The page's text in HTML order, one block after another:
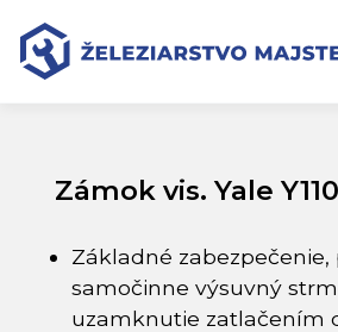
Preskočiť na obsah
Preskočiť na hlavné menu
Úvodná stránka
Zámok vis. Yale Y110B/50/126/1
Zámok vis. Yale
Základné
samočinne výsuvný
uzamknutie zatlačením